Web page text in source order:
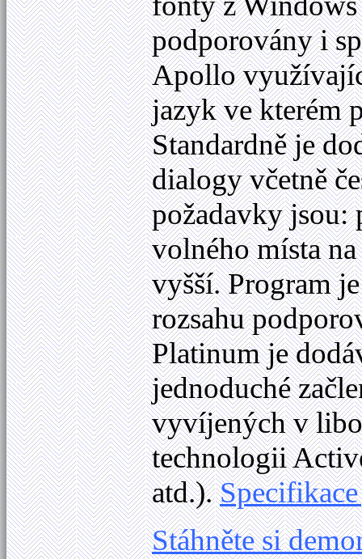
podporovány i
Apollo
jazyk ve kterém
Standardně je
dialogy včetně
požadavky
volného místa
vyšší. Program
rozsahu
Platinum je
jednoduché
vyvíjených v
technologii
atd.).
Stáhněte si